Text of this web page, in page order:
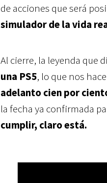
de acciones que será
simulador de la vida
Al cierre, la leyenda que
una PS5, lo que nos
adelanto cien por
la fecha ya confirmada
cumplir, claro está.